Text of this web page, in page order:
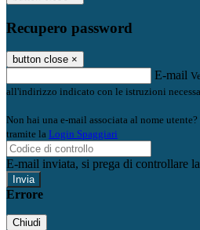
Recupero password
button close ×
E-mail
all'indirizzo indicato con le istruzioni
Non hai una e-mail associata al nome
tramite la Login Spaggiari
E-mail inviata, si prega di controllare
Errore
Chiudi